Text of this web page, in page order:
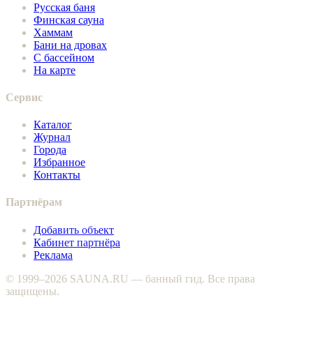
Русская баня
Финская сауна
Хаммам
Бани на дровах
С бассейном
На карте
Сервис
Каталог
Журнал
Города
Избранное
Контакты
Партнёрам
Добавить объект
Кабинет партнёра
Реклама
© 1999–2026 SAUNA.RU — банный гид. Все права
защищены.